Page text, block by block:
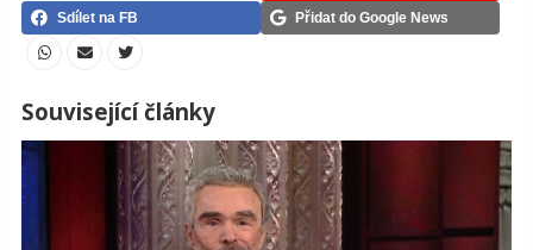
Sdílet na FB
Přidat do Google News
Související články